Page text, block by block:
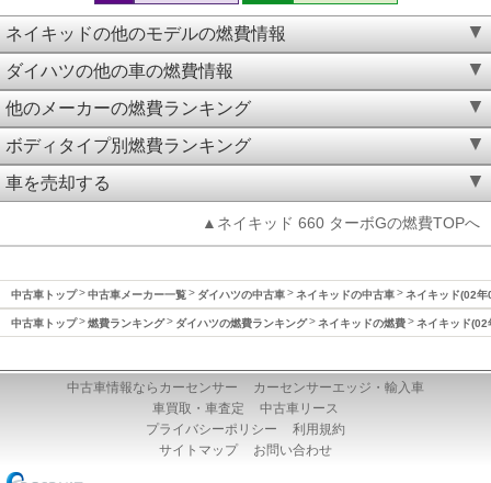
ネイキッドの他のモデルの燃費情報
ダイハツの他の車の燃費情報
他のメーカーの燃費ランキング
ボディタイプ別燃費ランキング
車を売却する
▲ネイキッド 660 ターボGの燃費TOPへ
中古車トップ 中古車メーカー一覧 ダイハツの中古車 ネイキッドの中古車 ネイキッド(02
中古車トップ 燃費ランキング ダイハツの燃費ランキング ネイキッドの燃費 ネイキッド
中古車情報ならカーセンサー
カーセンサーエッジ・輸入車
車買取・車査定
中古車リース
プライバシーポリシー
利用規約
サイトマップ
お問い合わせ